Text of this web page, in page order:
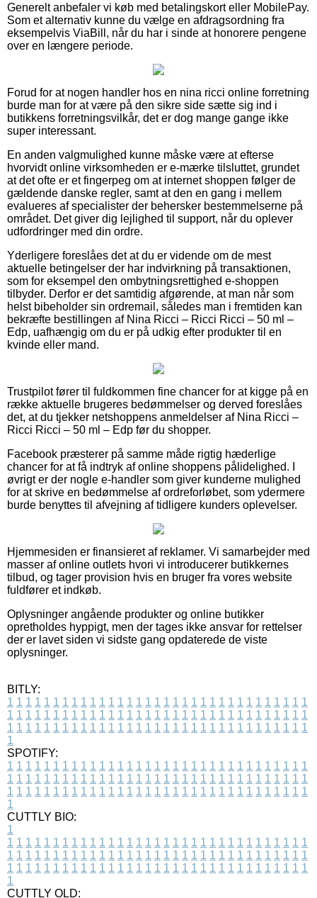
Generelt anbefaler vi køb med betalingskort eller MobilePay.
Som et alternativ kunne du vælge en afdragsordning fra
eksempelvis ViaBill, når du har i sinde at honorere pengene
over en længere periode.
Forud for at nogen handler hos en nina ricci online forretning
burde man for at være på den sikre side sætte sig ind i
butikkens forretningsvilkår, det er dog mange gange ikke
super interessant.
En anden valgmulighed kunne måske være at efterse
hvorvidt online virksomheden er e-mærke tilsluttet, grundet
at det ofte er et fingerpeg om at internet shoppen følger de
gældende danske regler, samt at den en gang i mellem
evalueres af specialister der behersker bestemmelserne på
området. Det giver dig lejlighed til support, når du oplever
udfordringer med din ordre.
Yderligere foreslåes det at du er vidende om de mest
aktuelle betingelser der har indvirkning på transaktionen,
som for eksempel den ombytningsrettighed e-shoppen
tilbyder. Derfor er det samtidig afgørende, at man når som
helst bibeholder sin ordremail, således man i fremtiden kan
bekræfte bestillingen af Nina Ricci – Ricci Ricci – 50 ml –
Edp, uafhængig om du er på udkig efter produkter til en
kvinde eller mand.
Trustpilot fører til fuldkommen fine chancer for at kigge på en
række aktuelle brugeres bedømmelser og derved foreslåes
det, at du tjekker netshoppens anmeldelser af Nina Ricci –
Ricci Ricci – 50 ml – Edp før du shopper.
Facebook præsterer på samme måde rigtig hæderlige
chancer for at få indtryk af online shoppens pålidelighed. I
øvrigt er der nogle e-handler som giver kunderne mulighed
for at skrive en bedømmelse af ordreforløbet, som ydermere
burde benyttes til afvejning af tidligere kunders oplevelser.
Hjemmesiden er finansieret af reklamer. Vi samarbejder med
masser af online outlets hvori vi introducerer butikkernes
tilbud, og tager provision hvis en bruger fra vores website
fuldfører et indkøb.
Oplysninger angående produkter og online butikker
opretholdes hyppigt, men der tages ikke ansvar for rettelser
der er lavet siden vi sidste gang opdaterede de viste
oplysninger.
BITLY:
1 1 1 1 1 1 1 1 1 1 1 1 1 1 1 1 1 1 1 1 1 1 1 1 1 1 1 1 1 1 1 1 1
1 1 1 1 1 1 1 1 1 1 1 1 1 1 1 1 1 1 1 1 1 1 1 1 1 1 1 1 1 1 1 1 1
1 1 1 1 1 1 1 1 1 1 1 1 1 1 1 1 1 1 1 1 1 1 1 1 1 1 1 1 1 1 1 1 1
1
SPOTIFY:
1 1 1 1 1 1 1 1 1 1 1 1 1 1 1 1 1 1 1 1 1 1 1 1 1 1 1 1 1 1 1 1 1
1 1 1 1 1 1 1 1 1 1 1 1 1 1 1 1 1 1 1 1 1 1 1 1 1 1 1 1 1 1 1 1 1
1 1 1 1 1 1 1 1 1 1 1 1 1 1 1 1 1 1 1 1 1 1 1 1 1 1 1 1 1 1 1 1 1
1
CUTTLY BIO:
1
1 1 1 1 1 1 1 1 1 1 1 1 1 1 1 1 1 1 1 1 1 1 1 1 1 1 1 1 1 1 1 1 1
1 1 1 1 1 1 1 1 1 1 1 1 1 1 1 1 1 1 1 1 1 1 1 1 1 1 1 1 1 1 1 1 1
1 1 1 1 1 1 1 1 1 1 1 1 1 1 1 1 1 1 1 1 1 1 1 1 1 1 1 1 1 1 1 1 1
1
CUTTLY OLD: